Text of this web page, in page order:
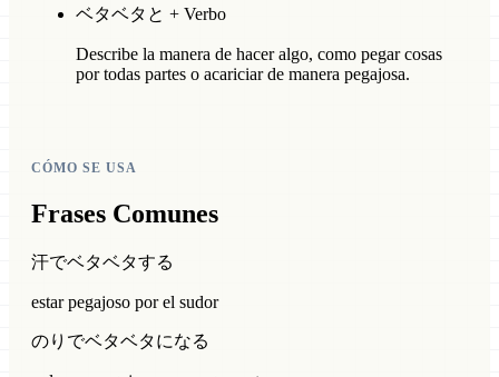
ベタベタと + Verbo
Describe la manera de hacer algo, como pegar cosas
por todas partes o acariciar de manera pegajosa.
CÓMO SE USA
Frases Comunes
汗でベタベタする
estar pegajoso por el sudor
のりでベタベタになる